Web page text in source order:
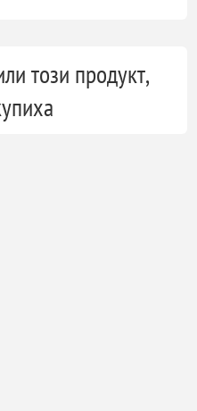
този продукт,